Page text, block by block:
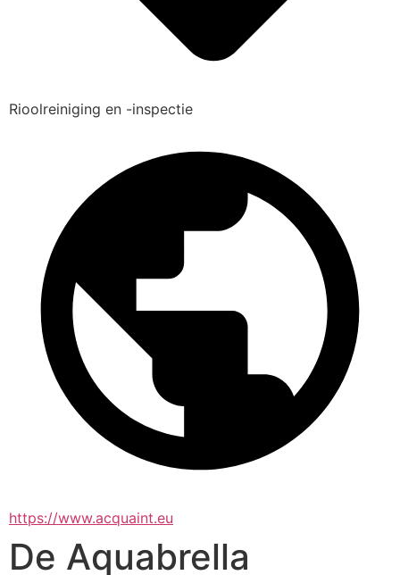
Rioolreiniging en -inspectie
https://www.acquaint.eu
De Aquabrella